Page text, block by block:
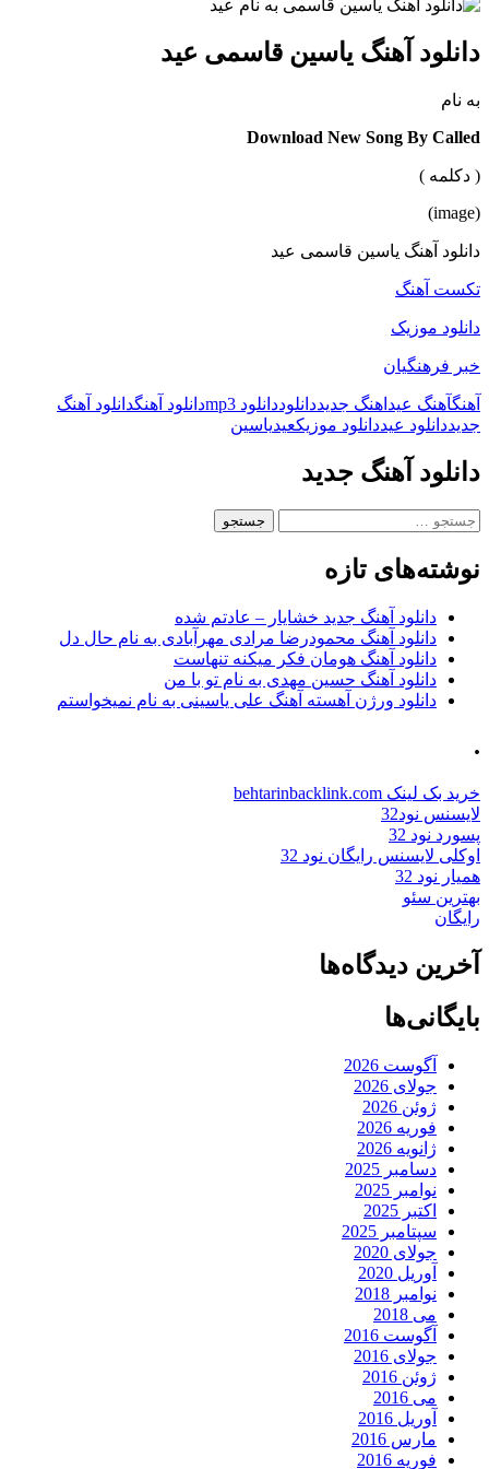
دانلود آهنگ یاسین قاسمی عید
به نام
Download New Song By Called
( دکلمه )
(image)
دانلود آهنگ یاسین قاسمی عید
تکست آهنگ
دانلود موزیک
خبر فرهنگیان
آهنگآهنگ عید اهنگ جدیددانلوددانلود mp3 دانلود آهنگدانلود آهنگ
جدیددانلود عیددانلود موزیکعیدیاسین
دانلود آهنگ جدید
جستجو
نوشته‌های تازه
دانلود آهنگ جدید خشایار – عادتم شده
دانلود آهنگ محمودرضا مرادی مهرآبادی به نام حال دل
دانلود آهنگ هومان فکر میکنه تنهاست
دانلود آهنگ حسین مهدی به نام تو با من
دانلود ورژن آهسته آهنگ علی یاسینی به نام نمیخواستم
.
خرید بک لینک behtarinbacklink.com
لایسنس نود32
پسورد نود 32
اوکلی لایسنس رایگان نود 32
همیار نود 32
بهترین سئو
رایگان
آخرین دیدگاه‌ها
بایگانی‌ها
آگوست 2026
جولای 2026
ژوئن 2026
فوریه 2026
ژانویه 2026
دسامبر 2025
نوامبر 2025
اکتبر 2025
سپتامبر 2025
جولای 2020
آوریل 2020
نوامبر 2018
می 2018
آگوست 2016
جولای 2016
ژوئن 2016
می 2016
آوریل 2016
مارس 2016
فوریه 2016